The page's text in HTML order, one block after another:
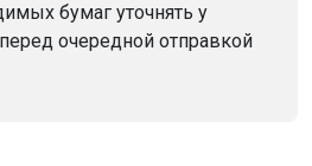
бумаг уточнять у
очередной отправкой